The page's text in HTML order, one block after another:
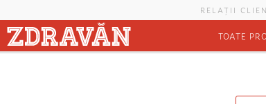
RELAȚII
TOATE